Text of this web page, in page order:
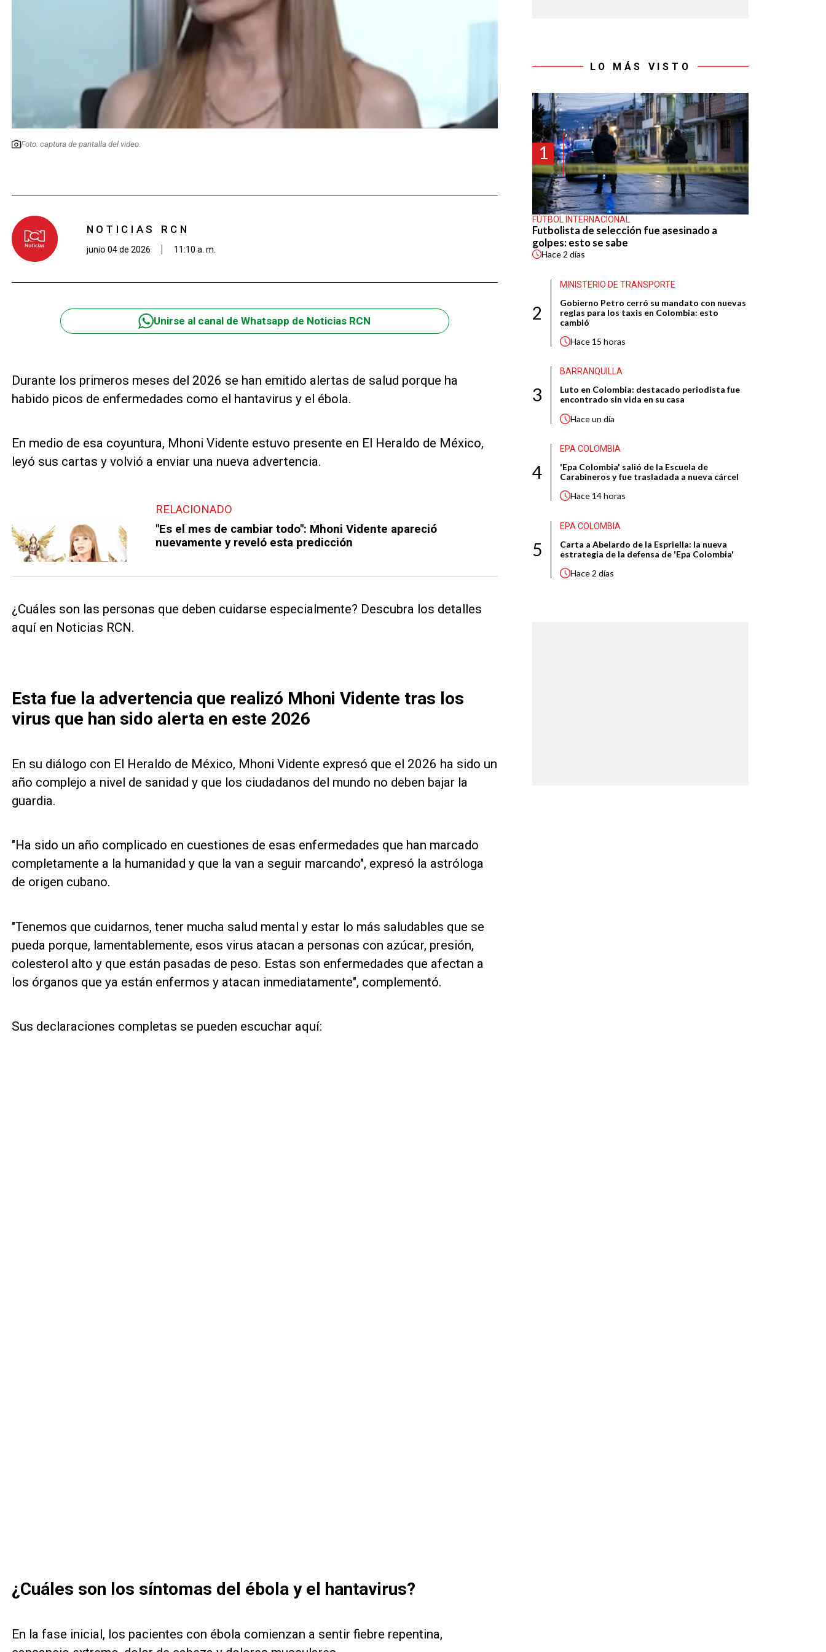
Foto: captura de pantalla del video.
NOTICIAS RCN
junio 04 de 2026 11:10 a. m.
Unirse al canal de Whatsapp de Noticias RCN
Durante los primeros meses del 2026 se han emitido alertas de salud porque ha
habido picos de enfermedades como el hantavirus y el ébola.
En medio de esa coyuntura, Mhoni Vidente estuvo presente en El Heraldo de México,
leyó sus cartas y volvió a enviar una nueva advertencia.
RELACIONADO
"Es el mes de cambiar todo": Mhoni Vidente apareció
nuevamente y reveló esta predicción
¿Cuáles son las personas que deben cuidarse especialmente? Descubra los detalles
aquí en Noticias RCN.
Esta fue la advertencia que realizó Mhoni Vidente tras los
virus que han sido alerta en este 2026
En su diálogo con El Heraldo de México, Mhoni Vidente expresó que el 2026 ha sido un
año complejo a nivel de sanidad y que los ciudadanos del mundo no deben bajar la
guardia.
"Ha sido un año complicado en cuestiones de esas enfermedades que han marcado
completamente a la humanidad y que la van a seguir marcando", expresó la astróloga
de origen cubano.
"Tenemos que cuidarnos, tener mucha salud mental y estar lo más saludables que se
pueda porque, lamentablemente, esos virus atacan a personas con azúcar, presión,
colesterol alto y que están pasadas de peso. Estas son enfermedades que afectan a
los órganos que ya están enfermos y atacan inmediatamente", complementó.
Sus declaraciones completas se pueden escuchar aquí:
¿Cuáles son los síntomas del ébola y el hantavirus?
En la fase inicial, los pacientes con ébola comienzan a sentir fiebre repentina,
LO MÁS VISTO
1
FÚTBOL INTERNACIONAL
Futbolista de selección fue asesinado a
golpes: esto se sabe
Hace2 días
2
MINISTERIO DE TRANSPORTE
Gobierno Petro cerró su mandato con nuevas
reglas para los taxis en Colombia: esto
cambió
Hace 15 horas
3
BARRANQUILLA
Luto en Colombia: destacado periodista fue
encontrado sin vida en su casa
Haceun día
4
EPA COLOMBIA
'Epa Colombia' salió de la Escuela de
Carabineros y fue trasladada a nueva cárcel
Hace 14 horas
5
EPA COLOMBIA
Carta a Abelardo de la Espriella: la nueva
estrategia de la defensa de 'Epa Colombia'
Hace2 días